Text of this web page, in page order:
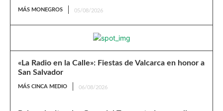
MÁS MONEGROS 05/08/2026
«La Radio en la Calle»: Fiestas de Valcarca en honor a
San Salvador
MÁS CINCA MEDIO 06/08/2026